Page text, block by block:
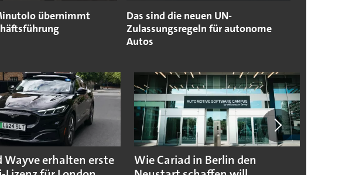
übernimmt
Das sind die neuen UN-
Zulassungsregeln für autonome
Autos
Wayve erhalten erste
Wie Cariad in Berlin den